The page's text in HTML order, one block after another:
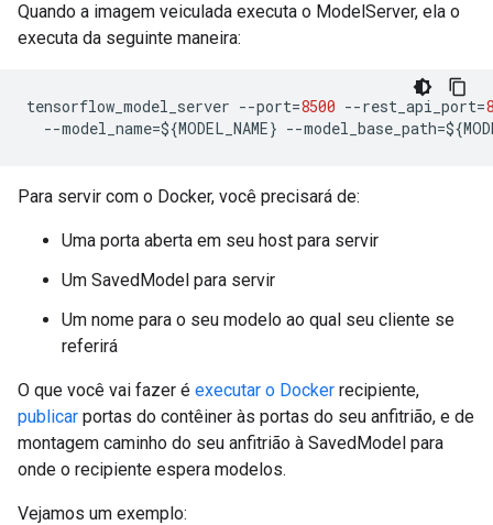
Quando a imagem veiculada executa o ModelServer, ela o
executa da seguinte maneira:
tensorflow_model_server --port=8500 --rest_api_port=
--model_name=${MODEL_NAME} --model_base_path=${
Para servir com o Docker, você precisará de:
Uma porta aberta em seu host para servir
Um SavedModel para servir
Um nome para o seu modelo ao qual seu cliente se
referirá
O que você vai fazer é executar o Docker recipiente,
publicar portas do contêiner às portas do seu anfitrião, e de
montagem caminho do seu anfitrião à SavedModel para
onde o recipiente espera modelos.
Vejamos um exemplo: